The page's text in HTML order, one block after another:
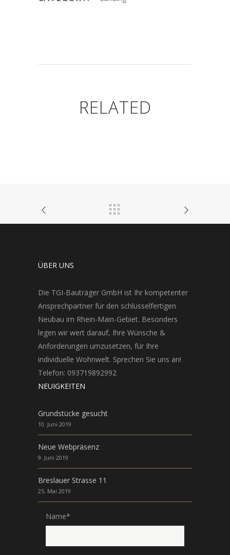
RELATED
ÜBER UNS
Die TGI-Bauträger GmbH ist Ihr kompetenter
Ansprechpartner für den schlüsselfertigen
Neubau im Rhein-Main-Gebiet. Besonders
legen wir wert darauf, Ihre Wünsche &
Anforderungen umzusetzen, für Ihre
individuelle Wohnwelt. Sprechen Sie uns an!
Telefon: 093719892992
NEUIGKEITEN
Grundstücke gesucht
10. Juni 2019
Neue Webpräsenz
9. Juni 2019
Breslauer Strasse 11
25. Mai 2019
Name*